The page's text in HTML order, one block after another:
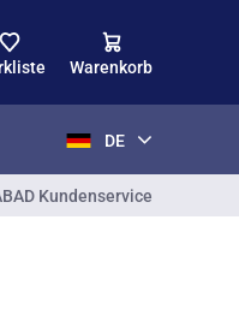
Warenkorb
DE
Kundenservice